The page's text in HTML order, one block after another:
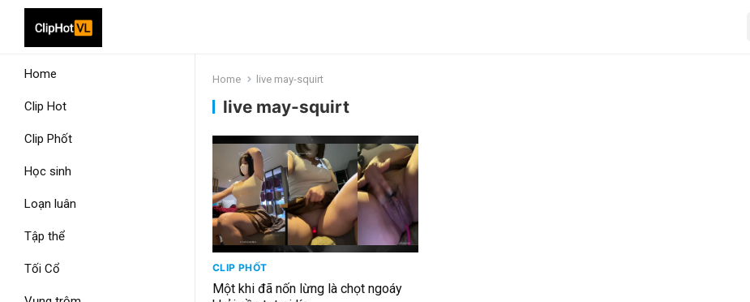
Home
Clip Hot
Clip Phốt
Học sinh
Loạn luân
Tập thể
Tối Cổ
Home live may-squirt
live may-squirt
CLIP PHỐT
Một khi đã nốn lừng là chọt ngoáy